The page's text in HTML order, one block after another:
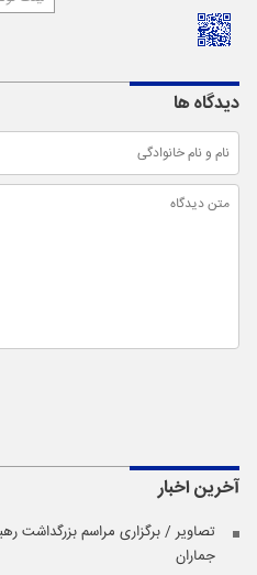
دیدگاه ها
آخرین اخبار
تصاویر / برگزاری مراسم بزرگداشت
جماران